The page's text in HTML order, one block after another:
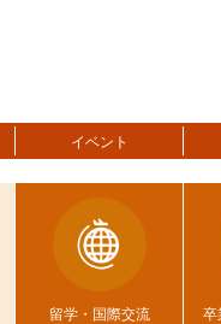
イベント
留学・国際交流 卒